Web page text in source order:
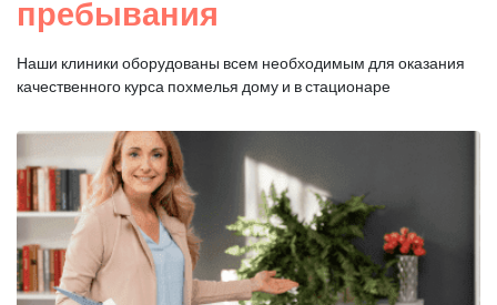
пребывания
Наши клиники оборудованы всем необходимым для оказания
качественного курса похмелья дому и в стационаре